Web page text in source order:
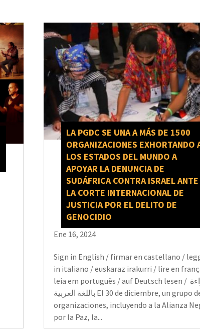
LA PGDC SE UNA A MÁS DE 1500
ORGANIZACIONES EXHORTANDO
LOS ESTADOS DEL MUNDO A
APOYAR LA DENUNCIA DE
SUDÁFRICA CONTRA ISRAEL ANTE
LA CORTE INTERNACIONAL DE
JUSTICIA POR EL DELITO DE
GENOCIDIO
Ene 16, 2024
Sign in English / firmar en castellano /
in italiano / euskaraz irakurri / lire en
leia em português / auf Deutsch lesen / قراءة
باللغة العربية El 30 de diciembre, un grupo de
organizaciones, incluyendo a la Alianza
por la Paz, la...